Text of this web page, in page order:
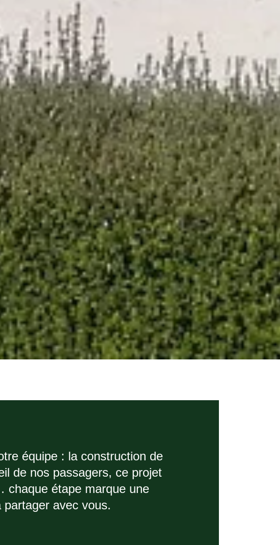
équipe : la construction de
de nos passagers, ce projet
chaque étape marque une
avec vous.